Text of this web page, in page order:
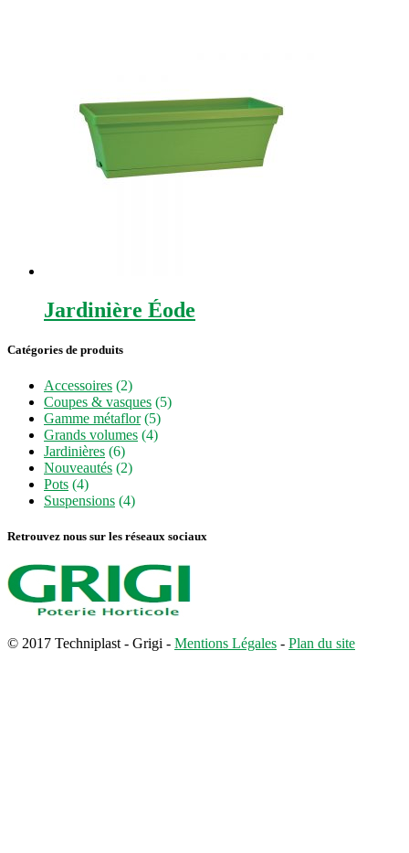
Jardinière Éode
Catégories de produits
Accessoires (2)
Coupes & vasques (5)
Gamme métaflor (5)
Grands volumes (4)
Jardinières (6)
Nouveautés (2)
Pots (4)
Suspensions (4)
Retrouvez nous sur les réseaux sociaux
© 2017 Techniplast - Grigi - Mentions Légales - Plan du site